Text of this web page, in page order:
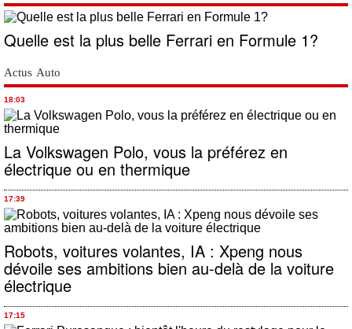
Quelle est la plus belle Ferrari en Formule 1?
Actus Auto
18:03
La Volkswagen Polo, vous la préférez en
électrique ou en thermique
17:39
Robots, voitures volantes, IA : Xpeng nous
dévoile ses ambitions bien au-delà de la voiture
électrique
17:15